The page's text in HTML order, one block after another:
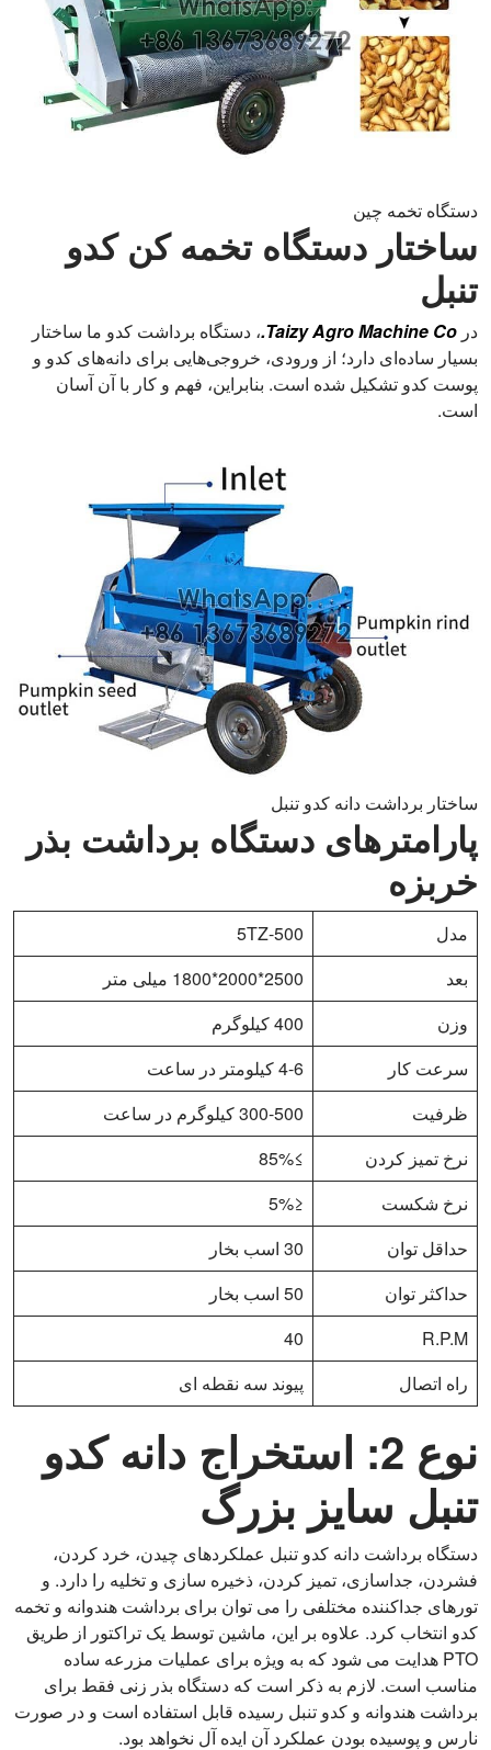
دستگاه تخمه چین
ساختار دستگاه تخمه کن کدو
تنبل
در Taizy Agro Machine Co. ، دستگاه برداشت کدو ما ساختار
بسیار ساده‌ای دارد؛ از ورودی، خروجی‌هایی برای دانه‌های کدو و
پوست کدو تشکیل شده است. بنابراین، فهم و کار با آن آسان
است.
ساختار برداشت دانه کدو تنبل
پارامترهای دستگاه برداشت بذر
خربزه
مدل
5TZ-500
بعد
2500*2000*1800 میلی متر
وزن
400 کیلوگرم
سرعت کار
4-6 کیلومتر در ساعت
ظرفیت
300-500 کیلوگرم در ساعت
نرخ تمیز کردن
≥85%
نرخ شکست
≤5%
حداقل توان
30 اسب بخار
حداکثر توان
50 اسب بخار
R.P.M
40
راه اتصال
پیوند سه نقطه ای
نوع 2: استخراج دانه کدو
تنبل سایز بزرگ
دستگاه برداشت دانه کدو تنبل عملکردهای چیدن، خرد کردن،
فشردن، جداسازی، تمیز کردن، ذخیره سازی و تخلیه را دارد. و
تورهای جداکننده مختلفی را می توان برای برداشت هندوانه و تخمه
کدو انتخاب کرد. علاوه بر این، ماشین توسط یک تراکتور از طریق
PTO هدایت می شود که به ویژه برای عملیات مزرعه ساده
مناسب است. لازم به ذکر است که دستگاه بذر زنی فقط برای
برداشت هندوانه و کدو تنبل رسیده قابل استفاده است و در صورت
نارس و پوسیده بودن عملکرد آن ایده آل نخواهد بود.